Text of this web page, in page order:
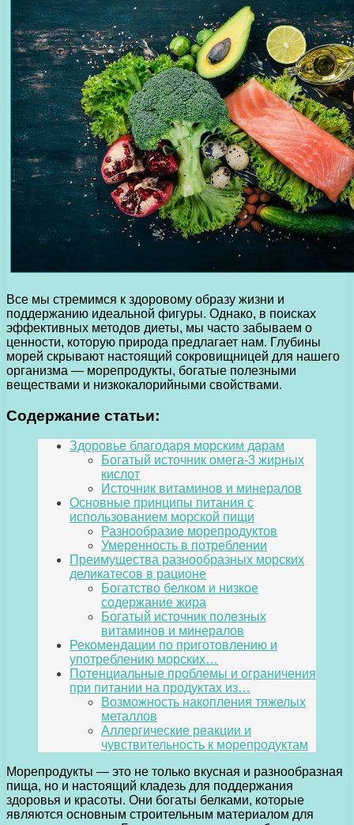
Все мы стремимся к здоровому образу жизни и
поддержанию идеальной фигуры. Однако, в поисках
эффективных методов диеты, мы часто забываем о
ценности, которую природа предлагает нам. Глубины
морей скрывают настоящий сокровищницей для нашего
организма — морепродукты, богатые полезными
веществами и низкокалорийными свойствами.
Содержание статьи:
Здоровье благодаря морским дарам
Богатый источник омега-3 жирных
кислот
Источник витаминов и минералов
Основные принципы питания с
использованием морской пищи
Разнообразие морепродуктов
Умеренность в потреблении
Преимущества разнообразных морских
деликатесов в рационе
Богатство белком и низкое
содержание жира
Богатый источник полезных
витаминов и минералов
Рекомендации по приготовлению и
употреблению морских…
Потенциальные проблемы и ограничения
при питании на продуктах из…
Возможность накопления тяжелых
металлов
Аллергические реакции и
чувствительность к морепродуктам
Морепродукты — это не только вкусная и разнообразная
пища, но и настоящий кладезь для поддержания
здоровья и красоты. Они богаты белками, которые
являются основным строительным материалом для